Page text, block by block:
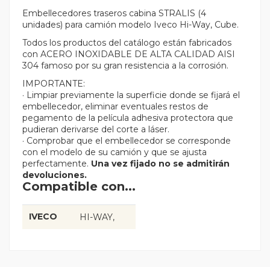
Embellecedores traseros cabina STRALIS (4
unidades) para camión modelo Iveco Hi-Way, Cube.
Todos los productos del catálogo están fabricados
con ACERO INOXIDABLE DE ALTA CALIDAD AISI
304 famoso por su gran resistencia a la corrosión.
IMPORTANTE:
· Limpiar previamente la superficie donde se fijará el
embellecedor, eliminar eventuales restos de
pegamento de la película adhesiva protectora que
pudieran derivarse del corte a láser.
· Comprobar que el embellecedor se corresponde
con el modelo de su camión y que se ajusta
perfectamente. Una vez fijado no se admitirán
devoluciones.
Compatible con...
IVECO HI-WAY